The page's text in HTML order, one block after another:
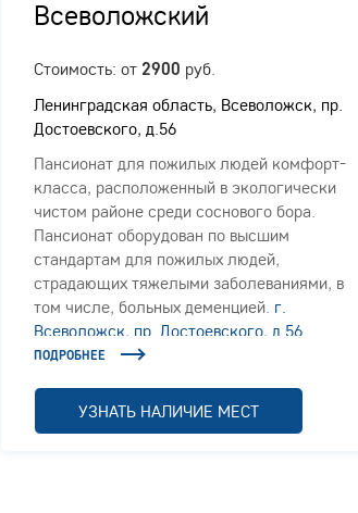
Всеволожский
Стоимость: от 2900 руб.
Ленинградская область, Всеволожск, пр.
Достоевского, д.56
Пансионат для пожилых людей комфорт-
класса, расположенный в экологически
чистом районе среди соснового бора.
Пансионат оборудован по высшим
стандартам для пожилых людей,
страдающих тяжелыми заболеваниями, в
том числе, больных деменцией. г.
Всеволожск, пр. Достоевского, д.56
ПОДРОБНЕЕ
УЗНАТЬ НАЛИЧИЕ МЕСТ